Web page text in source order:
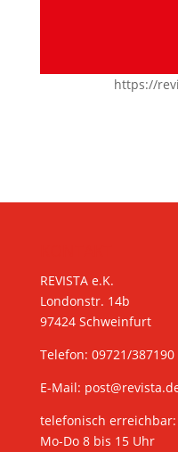
https://
REVISTA e.K.
Londonstr. 14b
97424 Schweinfurt
Telefon: 09721/387190
E-Mail:
telefonisch erreichbar:
Mo-Do 8 bis 15 Uhr